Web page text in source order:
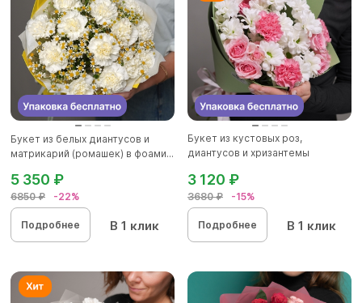
Букет из белых диантусов и
матрикарий (ромашек) в фоами...
6850 ₽ -22%
5 350 ₽
Подробнее В 1 клик
Букет из кустовых роз,
диантусов и хризантемы
3680 ₽ -15%
3 120 ₽
Подробнее В 1 клик